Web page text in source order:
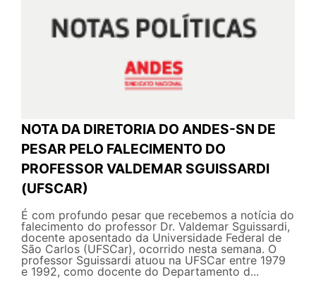
NOTA DA DIRETORIA DO ANDES-SN DE
PESAR PELO FALECIMENTO DO
PROFESSOR VALDEMAR SGUISSARDI
(UFSCAR)
É com profundo pesar que recebemos a notícia do
falecimento do professor Dr. Valdemar Sguissardi,
docente aposentado da Universidade Federal de
São Carlos (UFSCar), ocorrido nesta semana. O
professor Sguissardi atuou na UFSCar entre 1979
e 1992, como docente do Departamento d...